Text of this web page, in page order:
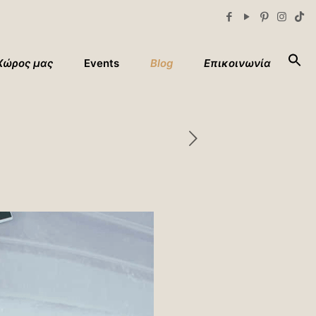
μας Events Blog Επικοινωνία